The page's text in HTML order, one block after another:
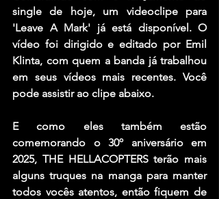
single de hoje, um videoclipe para
'Leave A Mark' já está disponível. O
vídeo foi dirigido e editado por Emil
Klinta, com quem a banda já trabalhou
em seus vídeos mais recentes. Você
pode assistir ao clipe abaixo.
E como eles também estão
comemorando o 30º aniversário em
2025, THE HELLACOPTERS terão mais
alguns truques na manga para manter
todos vocês atentos, então fiquem de